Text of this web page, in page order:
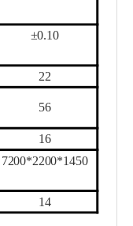
±0.10
22
56
16
7200*2200*1450
14